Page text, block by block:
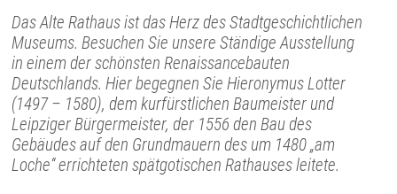
Das Alte Rathaus ist das Herz des Stadtgeschichtlichen
Museums. Besuchen Sie unsere Ständige Ausstellung
in einem der schönsten Renaissancebauten
Deutschlands. Hier begegnen Sie Hieronymus Lotter
(1497 – 1580), dem kurfürstlichen Baumeister und
Leipziger Bürgermeister, der 1556 den Bau des
Gebäudes auf den Grundmauern des um 1480 „am
Loche“ errichteten spätgotischen Rathauses leitete.